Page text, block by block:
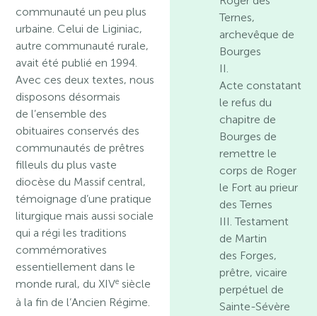
communauté un peu plus
urbaine. Celui de Liginiac,
autre communauté rurale,
avait été publié en 1994.
Avec ces deux textes, nous
disposons désormais
de l’ensemble des
obituaires conservés des
communautés de prêtres
filleuls du plus vaste
diocèse du Massif central,
témoignage d’une pratique
liturgique mais aussi sociale
qui a régi les traditions
commémoratives
essentiellement dans le
monde rural, du XIVe siècle
à la fin de l’Ancien Régime.
Ternes,
archevêque de
Bourges
II.
Acte constatant
le refus du
chapitre de
Bourges de
remettre le
corps de Roger
le Fort au prieur
des Ternes
III. Testament
de Martin
des Forges,
prêtre, vicaire
perpétuel de
Sainte-Sévère